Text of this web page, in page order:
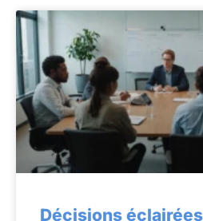
Décisions